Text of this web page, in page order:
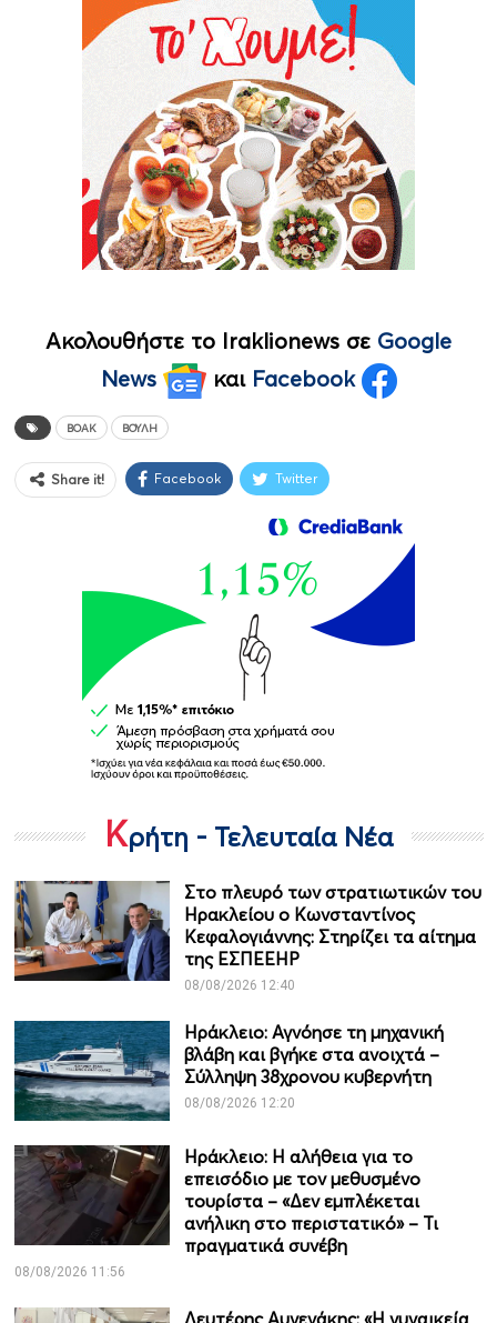
Ακολουθήστε το Iraklionews σε Google
News
και Facebook
ΒΟΑΚ ΒΟΥΛΉ
Share it! Facebook Twitter
Κρήτη - Τελευταία Νέα
Στο πλευρό των στρατιωτικών του
Ηρακλείου ο Κωνσταντίνος
Κεφαλογιάννης: Στηρίζει τα αίτημα
της ΕΣΠΕΕΗΡ
08/08/2026 12:40
Ηράκλειο: Αγνόησε τη μηχανική
βλάβη και βγήκε στα ανοιχτά –
Σύλληψη 38χρονου κυβερνήτη
08/08/2026 12:20
Ηράκλειο: Η αλήθεια για το
επεισόδιο με τον μεθυσμένο
τουρίστα – «Δεν εμπλέκεται
ανήλικη στο περιστατικό» – Τι
πραγματικά συνέβη
08/08/2026 11:56